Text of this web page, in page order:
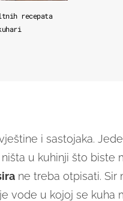
recepata
i sastojaka.
u kuhinji što biste
ne treba otpisati. Sir
vode u kojoj se kuha